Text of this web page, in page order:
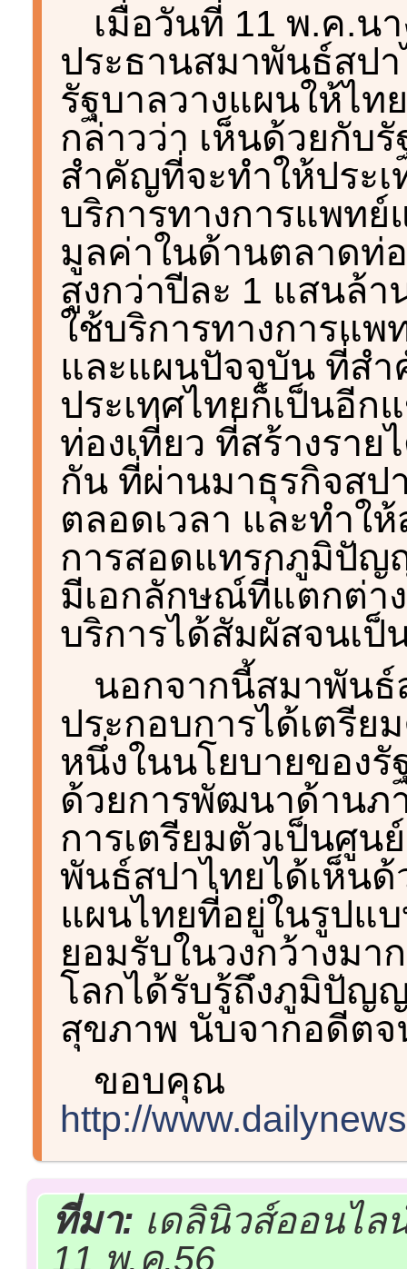
เมื่อวันที่ 11 พ.ค.น
ประธานสมาพันธ์สป
รัฐบาลวางแผนให้ไ
กล่าวว่า เห็นด้วยกับ
สำคัญที่จะทำให้ประเ
บริการทางการแพทย์
มูลค่าในด้านตลาดท่
สูงกว่าปีละ 1 แสนล้า
ใช้บริการทางการแ
และแผนปัจจุบัน ที่ส
ประเทศไทยก็เป็นอี
ท่องเที่ยว ที่สร้างราย
กัน ที่ผ่านมาธุรกิจสป
ตลอดเวลา และทำใ
การสอดแทรกภูมิปัญ
มีเอกลักษณ์ที่แตกต่า
บริการได้สัมผัสจนเป็
นอกจากนี้สมาพัน
ประกอบการได้เตรีย
หนึ่งในนโยบายของรั
ด้วยการพัฒนาด้านภ
การเตรียมตัวเป็นศู
พันธ์สปาไทยได้เห็น
แผนไทยที่อยู่ในรูปแ
ยอมรับในวงกว้างม
โลกได้รับรู้ถึงภูมิปัญ
สุขภาพ นับจากอดีต
ขอบคุณ
http://
ที่มา: เดลินิวส์ออนไ
11 พ.ค.56